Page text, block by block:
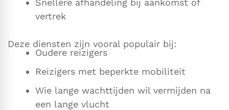
Snellere afhandeling bij aankomst of
vertrek
Deze diensten zijn vooral populair bij:
Oudere reizigers
Reizigers met beperkte mobiliteit
Wie lange wachttijden wil vermijden na
een lange vlucht